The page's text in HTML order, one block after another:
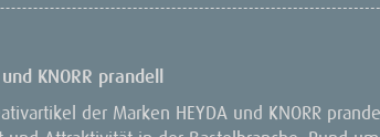
und KNORR prandell
der Marken HEYDA und KNORR